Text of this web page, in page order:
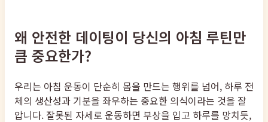
왜 안전한 데이팅이 당신의 아침 루틴만
큼 중요한가?
우리는 아침 운동이 단순히 몸을 만드는 행위를 넘어, 하루 전
체의 생산성과 기분을 좌우하는 중요한 의식이라는 것을 잘
압니다. 잘못된 자세로 운동하면 부상을 입고 하루를 망치듯,